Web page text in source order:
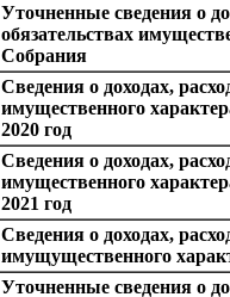
Уточненные сведения о
обязательствах
Собрания
Сведения о доходах,
имущественного
2020 год
Сведения о доходах,
имущественного
2021 год
Сведения о доходах,
имущущественного
Уточненные сведения о